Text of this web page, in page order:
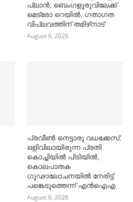
പ്ലാന്‍; ബെംഗളൂരുവിലേക്ക്
മെട്രോ റെയില്‍, ഗതാഗത
വിപ്ലവത്തിന് തമിഴ്‌നാട്
August 6, 2026
പ്രവീൺ നെട്ടാരു വധക്കേസ്;
ഒളിവിലായിരുന്ന പ്രതി
കൊച്ചിയിൽ പിടിയിൽ,
കൊലപാതക
ഗൂഢാലോചനയിൽ നേരിട്ട്
പങ്കെടുത്തെന്ന് എൻഐഎ
August 6, 2026